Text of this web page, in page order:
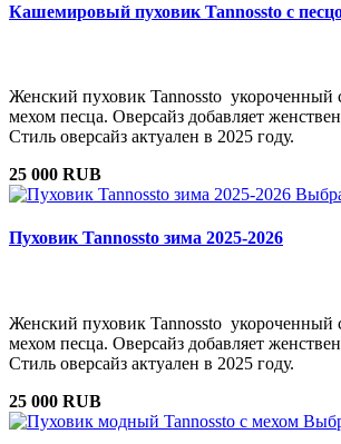
Кашемировый пуховик Tannossto с
Женский пуховик Tannossto укороченный
мехом песца. Оверсайз добавляет
Стиль оверсайз актуален в 2025 году.
25 000 RUB
Пуховик Tannossto зима 2025-2026
Женский пуховик Tannossto укороченный
мехом песца. Оверсайз добавляет
Стиль оверсайз актуален в 2025 году.
25 000 RUB